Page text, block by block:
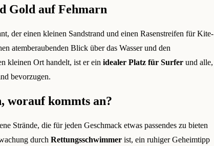
Gold auf Fehmarn
der einen kleinen Sandstrand und einen Rasenstreifen für Kite-
atemberaubenden Blick über das Wasser und den
kleinen Ort handelt, ist er ein idealer Platz für Surfer und alle,
bevorzugen.
worauf kommts an?
Strände, die für jeden Geschmack etwas passendes zu bieten
durch Rettungsschwimmer ist, ein ruhiger Geheimtipp